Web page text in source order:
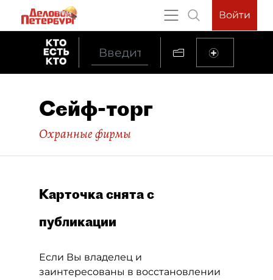
Войти
Сейф-торг
Охранные фирмы
Карточка снята с
публикации
Если Вы владелец и
заинтересованы в восстановлении